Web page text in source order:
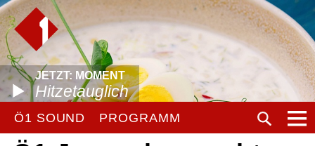
JETZT: MOMENT
Hitzetauglich
Ö1 SOUND PROGRAMM